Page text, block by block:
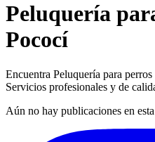
Peluquería
Pococí
Encuentra Peluquería para
Servicios profesionales y de
Aún no hay publicaciones en